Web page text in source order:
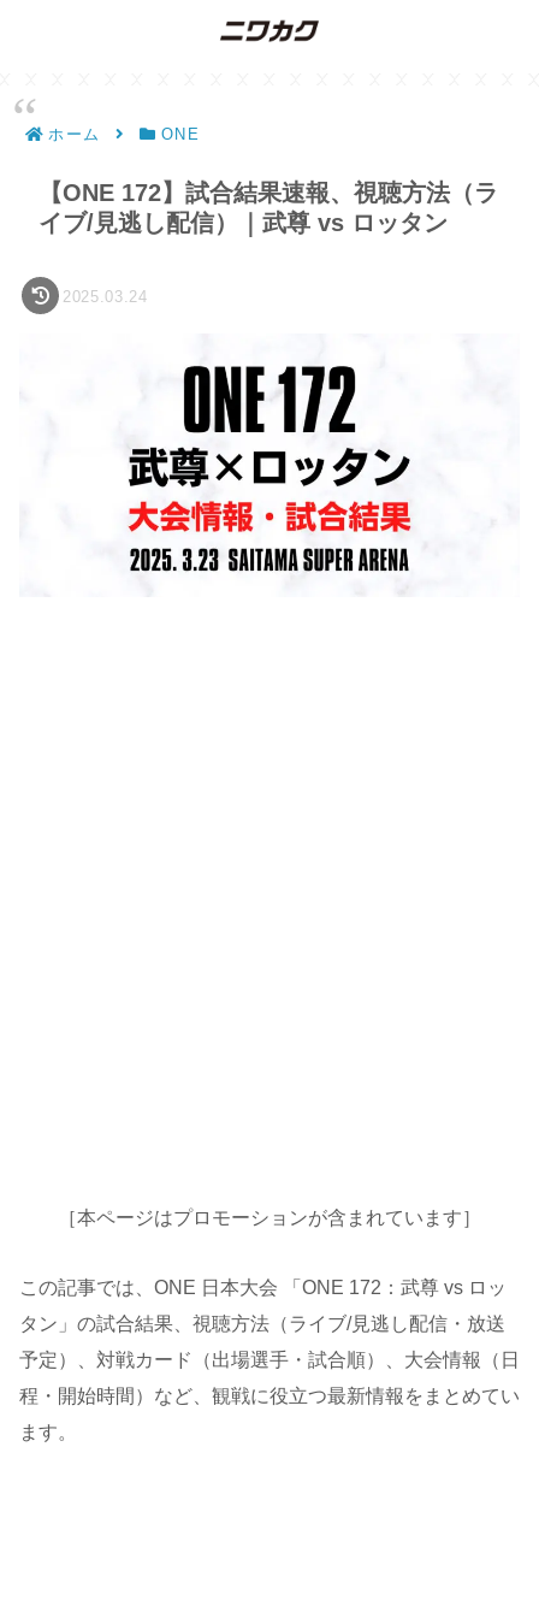
ホーム ONE
【ONE 172】試合結果速報、視聴方法（ラ
イブ/見逃し配信）｜武尊 vs ロッタン
2025.03.24
［本ページはプロモーションが含まれています］
この記事では、ONE 日本大会 「ONE 172：武尊 vs ロッ
タン」の試合結果、視聴方法（ライブ/見逃し配信・放送
予定）、対戦カード（出場選手・試合順）、大会情報（日
程・開始時間）など、観戦に役立つ最新情報をまとめてい
ます。